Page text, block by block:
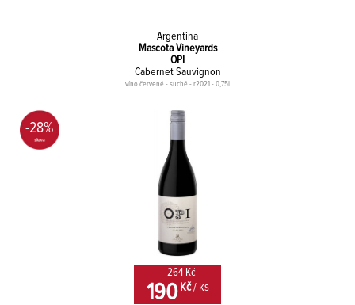
Argentina
Mascota Vineyards
OPI
Cabernet Sauvignon
víno červené - suché - r2021 - 0,75l
-28%
264 Kč
190Kč / ks